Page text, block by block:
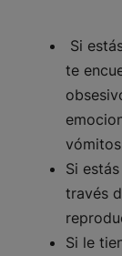
Si
te
Si
través
Si le